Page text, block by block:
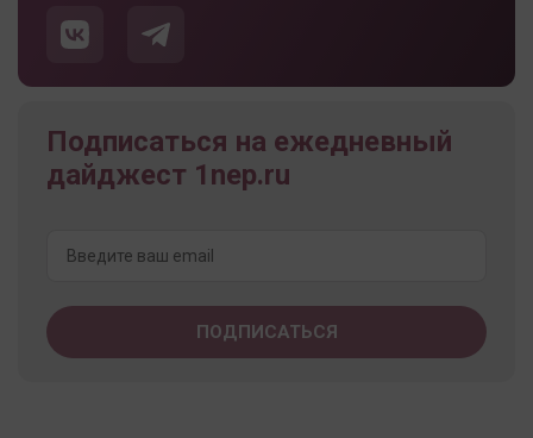
Подписаться на ежедневный
дайджест 1nep.ru